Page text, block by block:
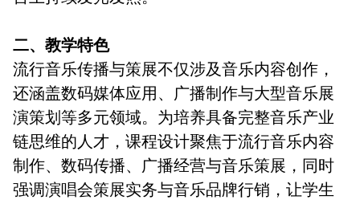
二、教学特色
流行音乐传播与策展不仅涉及音乐内容创作，
还涵盖数码媒体应用、广播制作与大型音乐展
演策划等多元领域。为培养具备完整音乐产业
链思维的人才，课程设计聚焦于流行音乐内容
制作、数码传播、广播经营与音乐策展，同时
强调演唱会策展实务与音乐品牌行销，让学生